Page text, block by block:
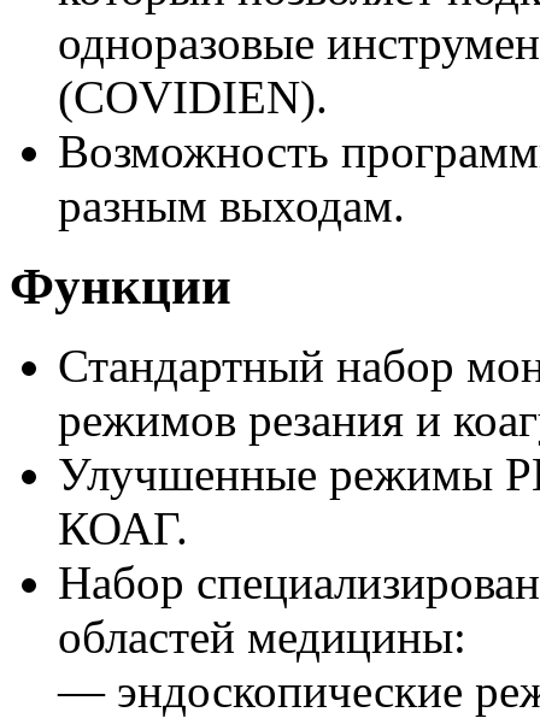
одноразовые
(COVIDIEN).
Возможность
разным выходам.
Функции
Стандартный набор
режимов резания и
Улучшенные режимы
КОАГ.
Набор
областей медицины:
— эндоскопические